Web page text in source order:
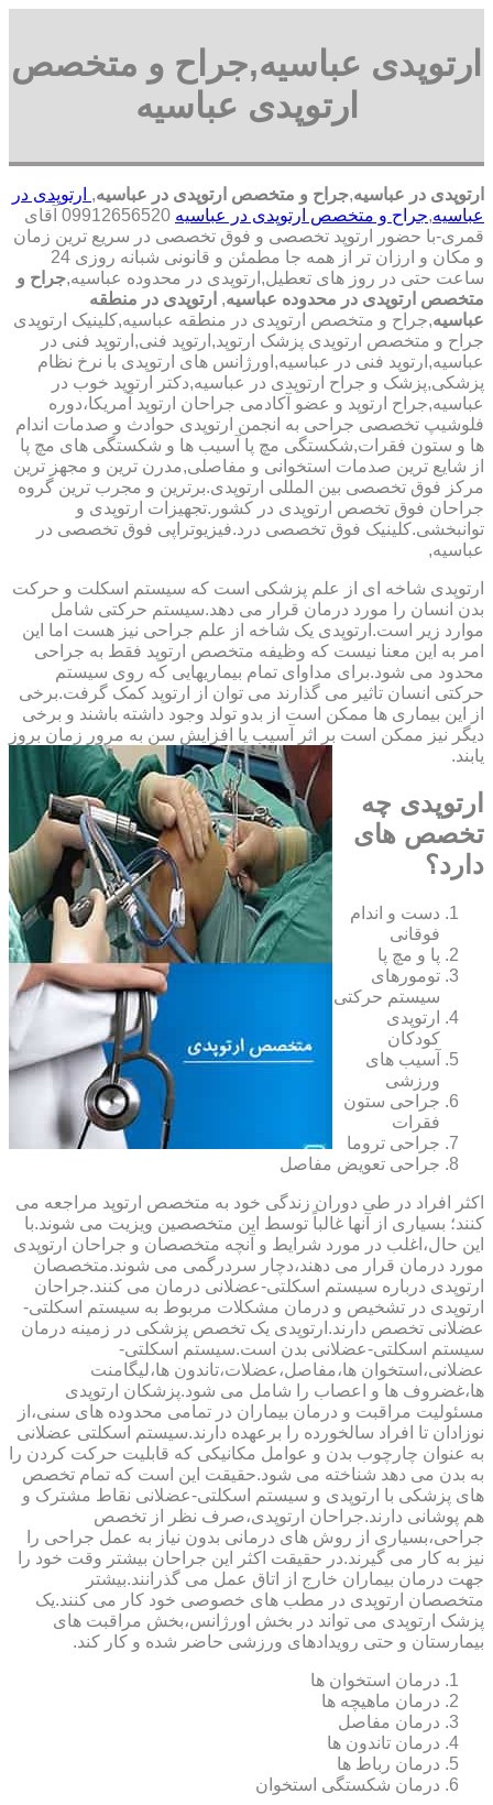
ارتوپدی عباسیه,جراح و متخصص
ارتوپدی عباسیه
ارتوپدی در عباسیه,جراح و متخصص ارتوپدی در عباسیه, ارتوپدی در
عباسیه,جراح و متخصص ارتوپدی در عباسیه
09912656520 آقای
قمری-با حضور ارتوپد تخصصی و فوق تخصصی در سریع ترین زمان
و مکان و ارزان تر از همه جا مطمئن و قانونی شبانه روزی 24
ساعت حتی در روز های تعطیل,ارتوپدی در محدوده عباسیه,جراح و
متخصص ارتوپدی در محدوده عباسیه, ارتوپدی در منطقه
عباسیه,جراح و متخصص ارتوپدی در منطقه عباسیه,کلینیک ارتوپدی
جراح و متخصص ارتوپدی پزشک ارتوپد,ارتوپد فنی,ارتوپد فنی در
عباسیه,ارتوپد فنی در عباسیه,اورژانس های ارتوپدی با نرخ نظام
پزشکی,پزشک و جراح ارتوپدی در عباسیه,دکتر ارتوپد خوب در
عباسیه,جراح ارتوپد و عضو آکادمی جراحان ارتوپد آمریکا،دوره
فلوشیپ تخصصی جراحی به انجمن ارتوپدی حوادث و صدمات اندام
ها و ستون فقرات,شکستگی مچ پا آسیب ها و شکستگی های مچ پا
از شایع ترین صدمات استخوانی و مفاصلی,مدرن ترین و مجهز ترین
مرکز فوق تخصصی بین المللی ارتوپدی.برترین ‏و ‏مجرب ‏ترین ‏گروه
‏جراحان ‏فوق ‏تخصص ‏ارتوپدی ‏در ‏کشور.تجهیزات ارتوپدی و
توانبخشی.کلینیک فوق تخصصی درد.فیزیوتراپی فوق تخصصی در
عباسیه,
ارتوپدی شاخه ای از علم پزشکی است که سیستم اسکلت و حرکت
بدن انسان را مورد درمان قرار می دهد.سیستم حرکتی شامل
موارد زیر است.ارتوپدی یک شاخه از علم جراحی نیز هست اما این
امر به این معنا نیست که وظیفه متخصص ارتوپد فقط به جراحی
محدود می شود.برای مداوای تمام بیماریهایی که روی سیستم
حرکتی انسان تاثیر می گذارند می توان از ارتوپد کمک گرفت.برخی
از این بیماری ها ممکن است از بدو تولد وجود داشته باشند و برخی
دیگر نیز ممکن است بر اثر آسیب یا افزایش سن به مرور زمان بروز
یابند.
ارتوپدی چه
تخصص های
دارد؟
دست و اندام
فوقانی
پا و مچ پا
تومورهای
سیستم حرکتی
ارتوپدی
کودکان
آسیب های
ورزشی
جراحی ستون
فقرات
جراحی تروما
جراحی تعویض مفاصل
اکثر افراد در طی دوران زندگی خود به متخصص ارتوپد مراجعه می
کنند؛ بسیاری از آنها غالباً توسط این متخصصین ویزیت می شوند.با
این حال،اغلب در مورد شرایط و آنچه متخصصان و جراحان ارتوپدی
مورد درمان قرار می دهند،دچار سردرگمی می شوند.متخصصان
ارتوپدی درباره سیستم اسکلتی-عضلانی درمان می کنند.جراحان
ارتوپدی در تشخیص و درمان مشکلات مربوط به سیستم اسکلتی-
عضلانی تخصص دارند.ارتوپدی یک تخصص پزشکی در زمینه درمان
سیستم اسکلتی-عضلانی بدن است.سیستم اسکلتی-
عضلانی،استخوان ها،مفاصل،عضلات،تاندون ها،لیگامنت
ها،غضروف ها و اعصاب را شامل می شود.پزشکان ارتوپدی
مسئولیت مراقبت و درمان بیماران در تمامی محدوده های سنی،از
نوزادان تا افراد سالخورده را برعهده دارند.سیستم اسکلتی عضلانی
به عنوان چارچوب بدن و عوامل مکانیکی که قابلیت حرکت کردن را
به بدن می دهد شناخته می شود.حقیقت این است که تمام تخصص
های پزشکی با ارتوپدی و سیستم اسکلتی-عضلانی نقاط مشترک و
هم پوشانی دارند.جراحان ارتوپدی،صرف نظر از تخصص
جراحی،بسیاری از روش های درمانی بدون نیاز به عمل جراحی را
نیز به کار می گیرند.در حقیقت اکثر این جراحان بیشتر وقت خود را
جهت درمان بیماران خارج از اتاق عمل می گذرانند.بیشتر
متخصصان ارتوپدی در مطب های خصوصی خود کار می کنند.یک
پزشک ارتوپدی می تواند در بخش اورژانس،بخش مراقبت های
بیمارستان و حتی رویدادهای ورزشی حاضر شده و کار کند.
درمان استخوان ها
درمان ماهیچه ها
درمان مفاصل
درمان تاندون ها
درمان رباط ها
درمان شکستگی استخوان